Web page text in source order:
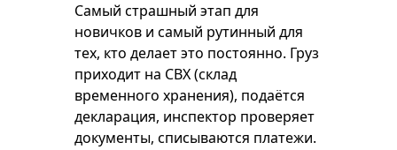
Самый страшный этап для
новичков и самый рутинный для
тех, кто делает это постоянно. Груз
приходит на СВХ (склад
временного хранения), подаётся
декларация, инспектор проверяет
документы, списываются платежи.